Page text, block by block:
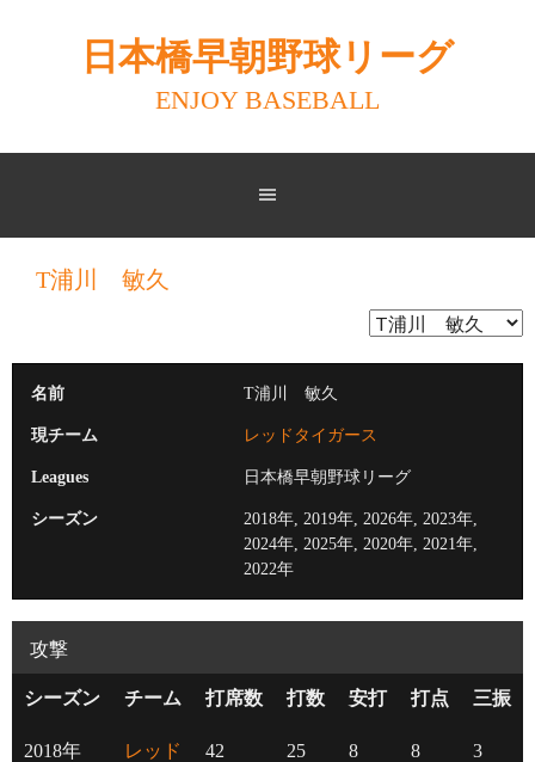
日本橋早朝野球リーグ
ENJOY BASEBALL
T浦川 敏久
名前 T浦川 敏久
現チーム レッドタイガース
Leagues 日本橋早朝野球リーグ
シーズン
2018年, 2019年, 2026年, 2023年,
2024年, 2025年, 2020年, 2021年,
2022年
攻撃
シーズン チーム 打席数 打数 安打 打点 三振
2018年
レッド
42 25 8 8 3